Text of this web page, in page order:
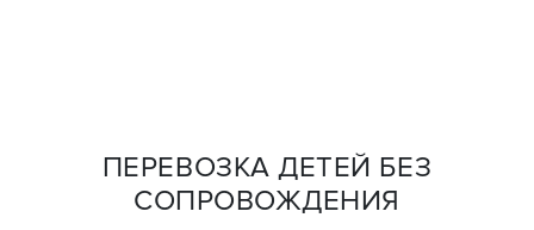
ПЕРЕВОЗКА ДЕТЕЙ БЕЗ
СОПРОВОЖДЕНИЯ